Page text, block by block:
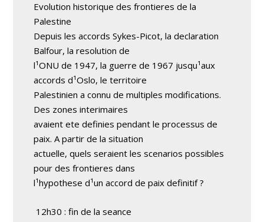
Evolution historique des frontieres de la
Palestine
Depuis les accords Sykes-Picot, la declaration
Balfour, la resolution de
l¹ONU de 1947, la guerre de 1967 jusqu¹aux
accords d¹Oslo, le territoire
Palestinien a connu de multiples modifications.
Des zones interimaires
avaient ete definies pendant le processus de
paix. A partir de la situation
actuelle, quels seraient les scenarios possibles
pour des frontieres dans
l¹hypothese d¹un accord de paix definitif ?
12h30 : fin de la seance